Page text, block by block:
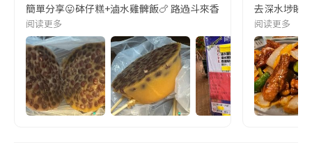
簡單分享😛砵仔糕+滷水雞髀飯🍗 路過斗來香,買咗兩個砵仔糕
阅读更多
去深水埗睇
阅读更多